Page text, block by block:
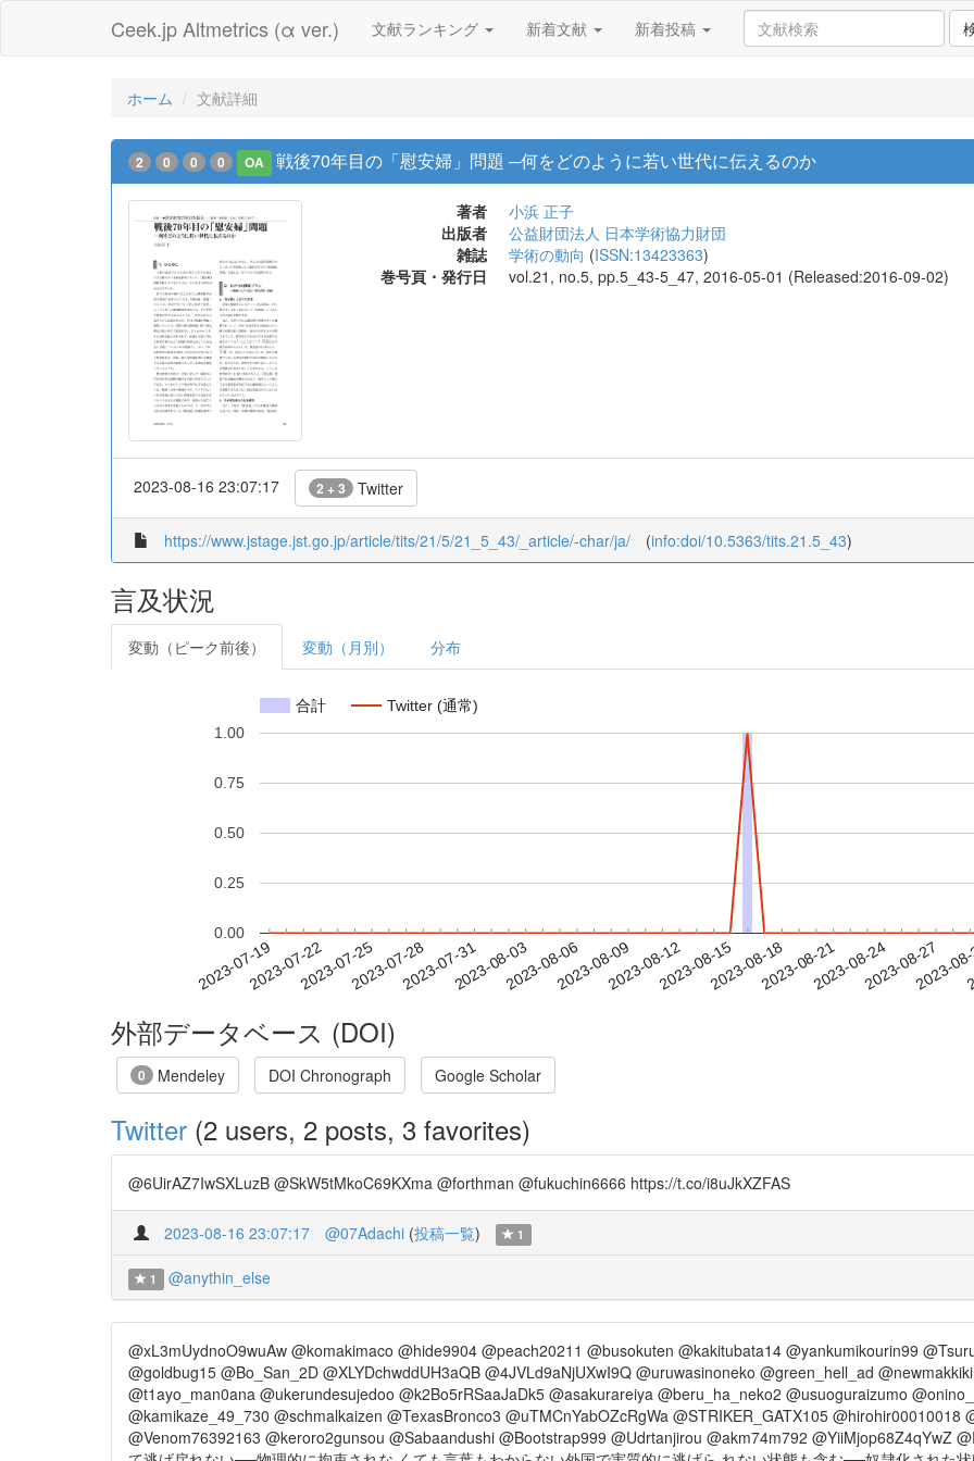
Ceek.jp Altmetrics (α ver.) 文献ランキング 新着文献 新着投稿
ホーム 文献詳細
2 0 0 0 OA 戦後70年目の「慰安婦」問題 ─何をどのように若い世代に伝えるのか
著者
小浜 正子
出版者
公益財団法人 日本学術協力財団
雑誌
学術の動向 (ISSN:13423363)
巻号頁・発行日
vol.21, no.5, pp.5_43-5_47, 2016-05-01 (Released:2016-09-02)
2023-08-16 23:07:17 2 + 3 Twitter
https://www.jstage.jst.go.jp/article/tits/21/5/21_5_43/_article/-char/ja/ (info:doi/10.5363/tits.21.5_43)
言及状況
変動（ピーク前後） 変動（月別） 分布
合計 Twitter (通常)
2023-07-192023-07-222023-07-252023-07-282023-07-312023-08-032023-08-062023-08-092023-08-122023-08-152023-08-182023-08-212023-08-242023-08-27
2023-
0.00
0.25
0.50
0.75
1.00
外部データベース (DOI)
0 Mendeley DOI Chronograph Google Scholar
Twitter (2 users, 2 posts, 3 favorites)
@6UirAZ7IwSXLuzB @SkW5tMkoC69KXma @forthman @fukuchin6666 https://t.co/i8uJkXZFAS
2023-08-16 23:07:17 @07Adachi (投稿一覧) 1
1 @anythin_else
@xL3mUydnoO9wuAw @komakimaco @hide9904 @peach20211 @busokuten @kakitubata14 @yankumikourin99
@goldbug15 @Bo_San_2D @XLYDchwddUH3aQB @4JVLd9aNjUXwI9Q @uruwasinoneko @green_hell_ad
@t1ayo_man0ana @ukerundesujedoo @k2Bo5rRSaaJaDk5 @asakurareiya @beru_ha_neko2 @usuoguraizumo
@kamikaze_49_730 @schmalkaizen @TexasBronco3 @uTMCnYabOZcRgWa @STRIKER_GATX105 @hirohir00010018
@Venom76392163 @keroro2gunsou @Sabaandushi @Bootstrap999 @Udrtanjirou @akm74m792 @YiiMjop68Z4qYwZ